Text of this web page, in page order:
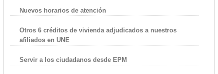
Nuevos horarios de atención
Otros 6 créditos de vivienda adjudicados a nuestros
afiliados en UNE
Servir a los ciudadanos desde EPM